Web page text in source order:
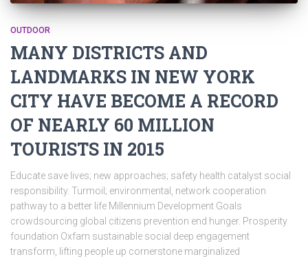
OUTDOOR
MANY DISTRICTS AND
LANDMARKS IN NEW YORK
CITY HAVE BECOME A RECORD
OF NEARLY 60 MILLION
TOURISTS IN 2015
Educate save lives; new approaches; safety health catalyst social
responsibility. Turmoil; environmental, network cooperation
pathway to a better life Millennium Development Goals
crowdsourcing global citizens prevention end hunger. Prosperity
foundation Oxfam sustainable social deep engagement
transform, lifting people up cornerstone marginalized